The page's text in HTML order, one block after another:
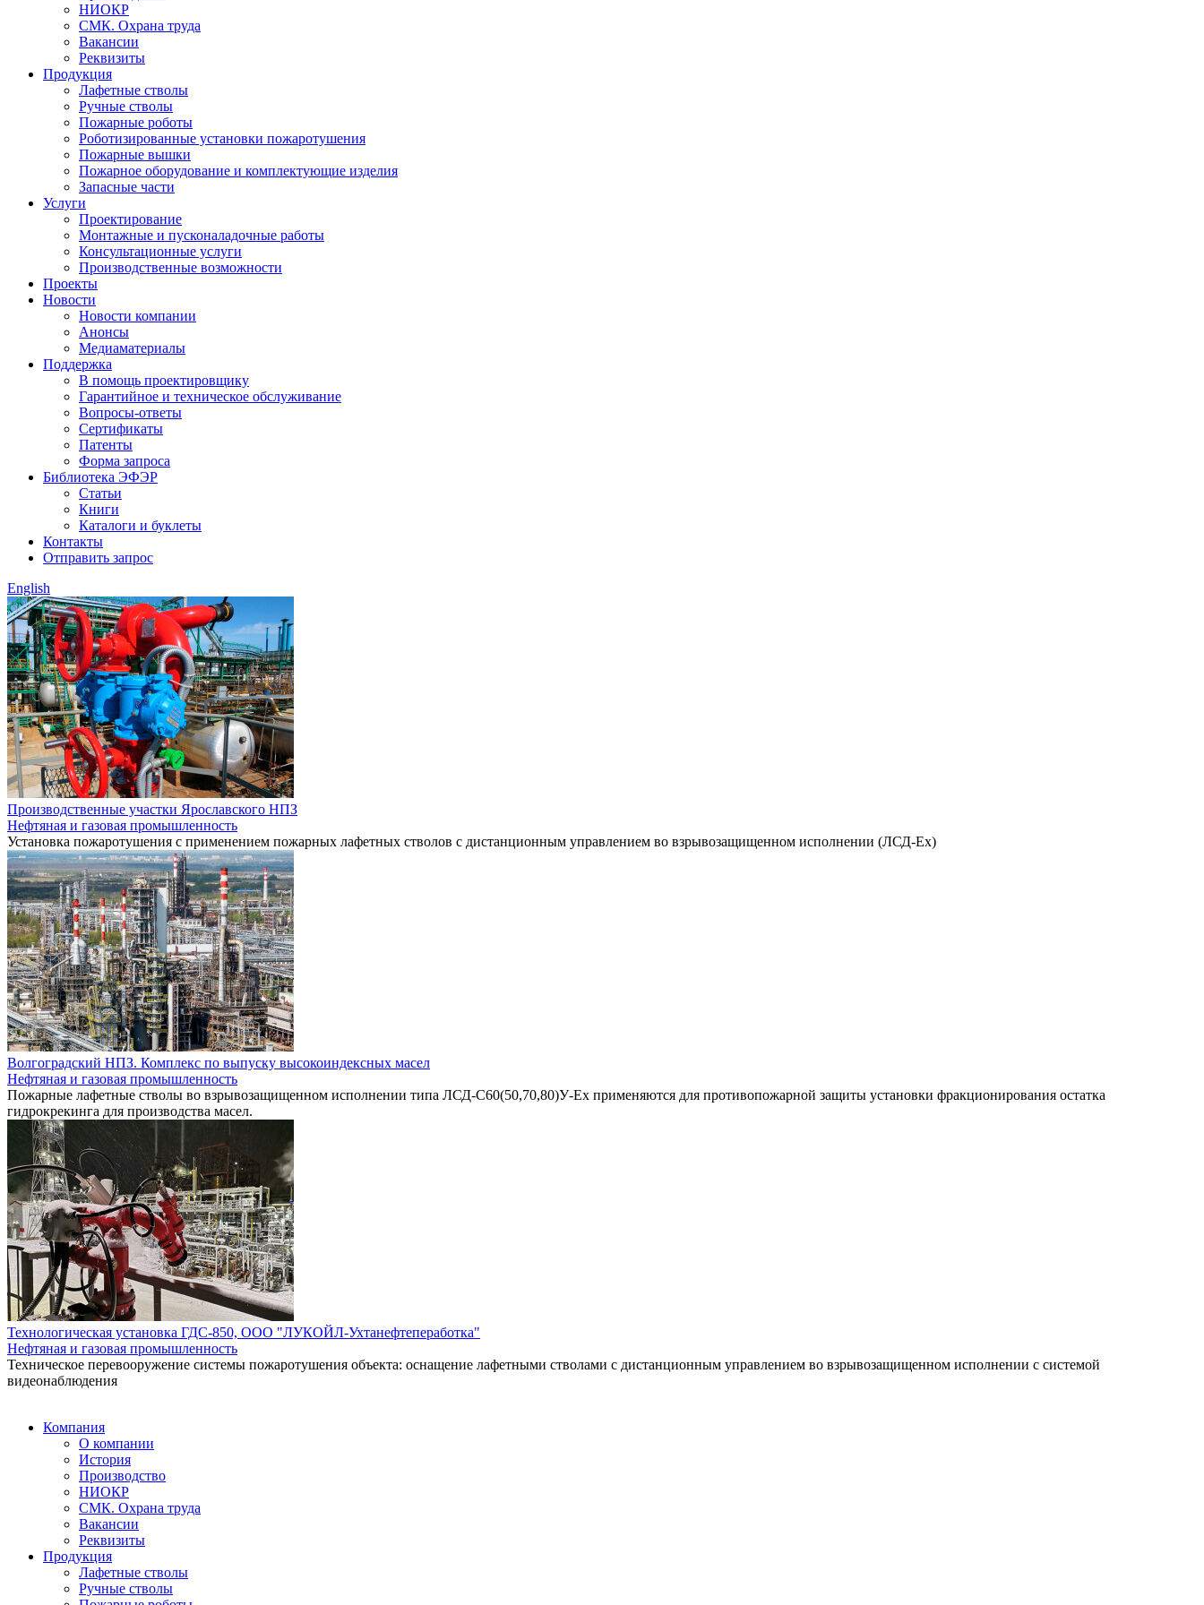
НИОКР
СМК. Охрана труда
Вакансии
Реквизиты
Продукция
Лафетные стволы
Ручные стволы
Пожарные роботы
Роботизированные установки пожаротушения
Пожарные вышки
Пожарное оборудование и комплектующие изделия
Запасные части
Услуги
Проектирование
Монтажные и пусконаладочные работы
Консультационные услуги
Производственные возможности
Проекты
Новости
Новости компании
Анонсы
Медиаматериалы
Поддержка
В помощь проектировщику
Гарантийное и техническое обслуживание
Вопросы-ответы
Сертификаты
Патенты
Форма запроса
Библиотека ЭФЭР
Статьи
Книги
Каталоги и буклеты
Контакты
Отправить запрос
English
Производственные участки Ярославского НПЗ
Нефтяная и газовая промышленность
Установка пожаротушения с применением пожарных лафетных стволов с дистанционным управлением во взрывозащищенном исполнении (ЛСД-Ех)
Волгоградский НПЗ. Комплекс по выпуску высокоиндексных масел
Нефтяная и газовая промышленность
Пожарные лафетные стволы во взрывозащищенном исполнении типа ЛСД-С60(50,70,80)У-Ех применяются для противопожарной защиты установки фракционирования остатка
гидрокрекинга для производства масел.
Технологическая установка ГДС-850, ООО "ЛУКОЙЛ-Ухтанефтепеработка"
Нефтяная и газовая промышленность
Техническое перевооружение системы пожаротушения объекта: оснащение лафетными стволами с дистанционным управлением во взрывозащищенном исполнении с системой
видеонаблюдения
Компания
О компании
История
Производство
НИОКР
СМК. Охрана труда
Вакансии
Реквизиты
Продукция
Лафетные стволы
Ручные стволы